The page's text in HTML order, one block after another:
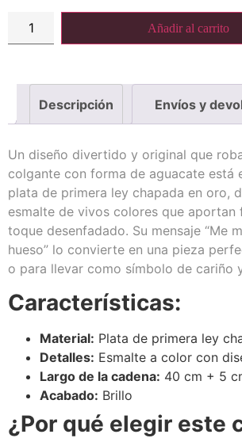
Añadir al carrito
Descripción Envíos y
Un diseño divertido y original que
colgante con forma de aguacate está
plata de primera ley chapada en oro,
esmalte de vivos colores que aportan
toque desenfadado. Su mensaje “Me
hueso” lo convierte en una pieza
o para llevar como símbolo de cariño
Características:
Material: Plata de primera ley
Detalles: Esmalte a color con
Largo de la cadena: 40 cm + 5
Acabado: Brillo
¿Por qué elegir este